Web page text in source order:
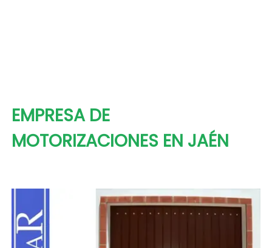
EMPRESA DE
MOTORIZACIONES EN JAÉN